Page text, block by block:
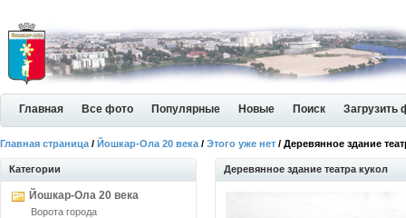
Главная Все фото Популярные Новые Поиск Загрузить
Главная страница / Йошкар-Ола 20 века / Этого уже нет / Деревянное здание
Категории
Йошкар-Ола 20 века
Ворота города
Деревянное здание театра кукол